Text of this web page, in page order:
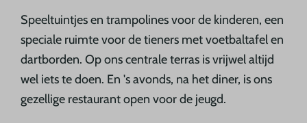
Speeltuintjes en trampolines voor de kinderen, een
speciale ruimte voor de tieners met voetbaltafel en
dartborden. Op ons centrale terras is vrijwel altijd
wel iets te doen. En 's avonds, na het diner, is ons
gezellige restaurant open voor de jeugd.